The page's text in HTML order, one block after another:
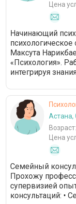
Цена
Начинающий
Максута
«Психология».
интегрируя
Астана,
Возраст:
Цена
Семейный
Прохожу
супервизией
консультаций: •